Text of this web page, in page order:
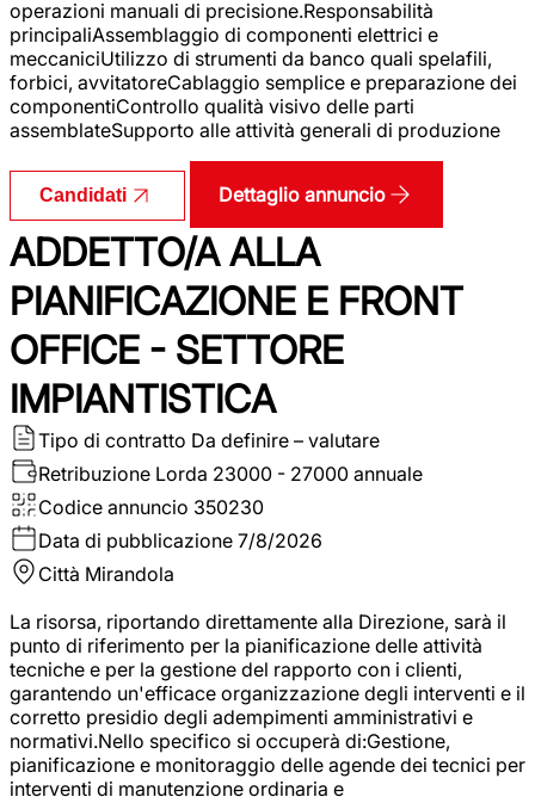
operazioni manuali di precisione.Responsabilità
principaliAssemblaggio di componenti elettrici e
meccaniciUtilizzo di strumenti da banco quali spelafili,
forbici, avvitatoreCablaggio semplice e preparazione dei
componentiControllo qualità visivo delle parti
assemblateSupporto alle attività generali di produzione
Candidati Dettaglio annuncio
ADDETTO/A ALLA
PIANIFICAZIONE E FRONT
OFFICE - SETTORE
IMPIANTISTICA
Tipo di contratto Da definire – valutare
Retribuzione Lorda 23000 - 27000 annuale
Codice annuncio 350230
Data di pubblicazione 7/8/2026
Città Mirandola
La risorsa, riportando direttamente alla Direzione, sarà il
punto di riferimento per la pianificazione delle attività
tecniche e per la gestione del rapporto con i clienti,
garantendo un'efficace organizzazione degli interventi e il
corretto presidio degli adempimenti amministrativi e
normativi.Nello specifico si occuperà di:Gestione,
pianificazione e monitoraggio delle agende dei tecnici per
interventi di manutenzione ordinaria e